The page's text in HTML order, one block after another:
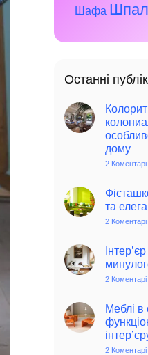
Шафа
Останні
дому
2 Коментарі
та
2 Коментарі
2 Коментарі
Меблі в
2 Коментарі